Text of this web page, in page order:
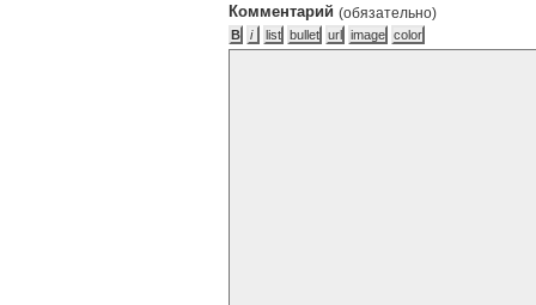
Комментарий (обязательно)